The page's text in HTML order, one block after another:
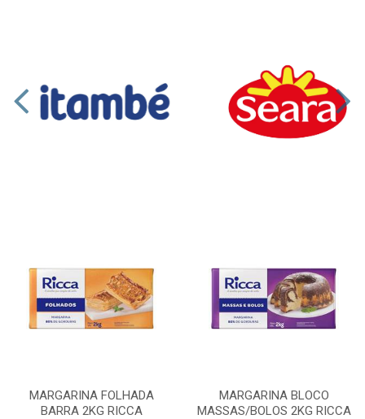
MARGARINA FOLHADA
BARRA 2KG RICCA
MARGARINA BLOCO
MASSAS/BOLOS 2KG RICCA